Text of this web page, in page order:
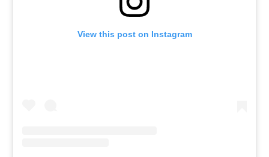
View this post on Instagram